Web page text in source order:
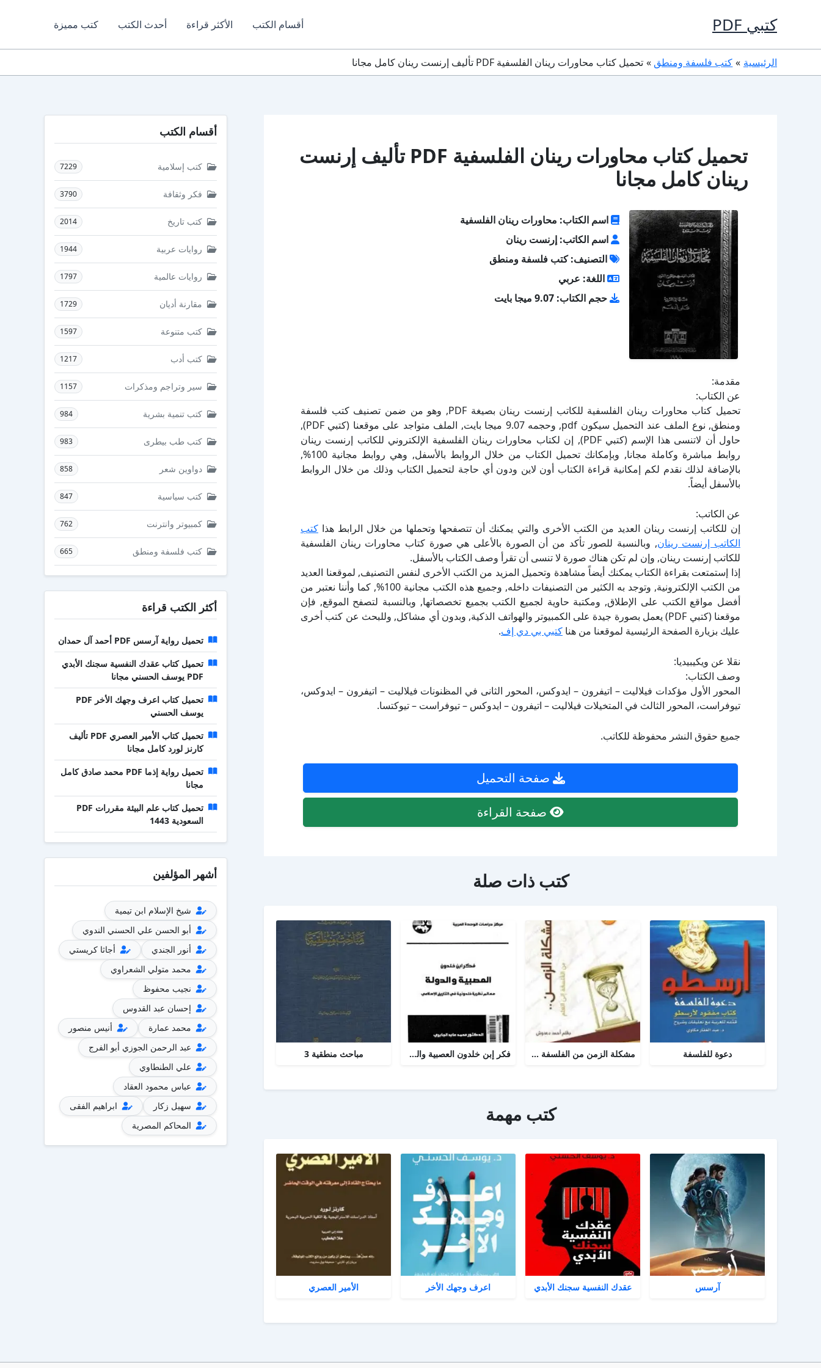
كتبي PDF أقسام الكتب الأكثر قراءة أحدث الكتب كتب مميزة
الرئيسية كتب فلسفة ومنطق تحميل كتاب محاورات رينان الفلسفية PDF تأليف إرنست رينان كامل مجانا
تحميل كتاب محاورات رينان الفلسفية PDF تأليف إرنست
رينان كامل مجانا
اسم الكتاب: محاورات رينان الفلسفية
اسم الكاتب: إرنست رينان
التصنيف: كتب فلسفة ومنطق
اللغة: عربي
حجم الكتاب: 9.07 ميجا بايت
مقدمة:
عن الكتاب:
تحميل كتاب محاورات رينان الفلسفية للكاتب إرنست رينان بصيغة PDF, وهو من ضمن تصنيف كتب فلسفة
ومنطق, نوع الملف عند التحميل سيكون pdf, وحجمه 9.07 ميجا بايت, الملف متواجد على موقعنا (كتبي PDF),
حاول أن لاتنسى هذا الإسم (كتبي PDF), إن لكتاب محاورات رينان الفلسفية الإلكتروني للكاتب إرنست رينان
روابط مباشرة وكاملة مجانا, وبإمكانك تحميل الكتاب من خلال الروابط بالأسفل, وهي روابط مجانية 100%,
بالإضافة لذلك نقدم لكم إمكانية قراءة الكتاب أون لاين ودون أي حاجة لتحميل الكتاب وذلك من خلال الروابط
بالأسفل أيضاً.
عن الكاتب:
إن للكاتب إرنست رينان العديد من الكتب الأخرى والتي يمكنك أن تتصفحها وتحملها من خلال الرابط هذا كتب
الكاتب إرنست رينان, وبالنسبة للصور تأكد من أن الصورة بالأعلى هي صورة كتاب محاورات رينان الفلسفية
للكاتب إرنست رينان, وإن لم تكن هناك صورة لا تنسى أن تقرأ وصف الكتاب بالأسفل.
إذا إستمتعت بقراءة الكتاب يمكنك أيضاً مشاهدة وتحميل المزيد من الكتب الأخرى لنفس التصنيف, لموقعنا العديد
من الكتب الإلكترونية, وتوجد به الكثير من التصنيفات داخله, وجميع هذه الكتب مجانية 100%, كما وأننا نعتبر من
أفضل مواقع الكتب على الإطلاق, ومكتبة حاوية لجميع الكتب بجميع تخصصاتها, وبالنسبة لتصفح الموقع, فإن
موقعنا (كتبي PDF) يعمل بصورة جيدة على الكمبيوتر والهواتف الذكية, وبدون أي مشاكل, وللبحث عن كتب أخرى
عليك بزيارة الصفحة الرئيسية لموقعنا من هنا كتبي بي دي إف.
نقلا عن ويكيبيديا:
وصف الكتاب:
المحور الأول مؤكدات فيلاليت – اتيفرون – ايدوكس، المحور الثانى في المظنونات فيلاليت – اتيفرون – ايدوكس،
تيوفراست، المحور الثالث في المتخيلات فيلاليت – اتيفرون – ايدوكس – تيوفراست – تيوكتسا.
جميع حقوق النشر محفوظة للكاتب.
صفحة التحميل
صفحة القراءة
كتب ذات صلة
دعوة للفلسفة مشكلة الزمن من الفلسفة الى العلم فكر إبن خلدون العصبية والدولة مباحث منطقية 3
كتب مهمة
آرسس عقدك النفسية سجنك الأبدي اعرف وجهك الأخر الأمير العصري
أقسام الكتب
كتب إسلامية 7229
فكر وثقافة 3790
كتب تاريخ 2014
روايات عربية 1944
روايات عالمية 1797
مقارنة أديان 1729
كتب متنوعة 1597
كتب أدب 1217
سير وتراجم ومذكرات 1157
كتب تنمية بشرية 984
كتب طب بيطرى 983
دواوين شعر 858
كتب سياسية 847
كمبيوتر وانترنت 762
كتب فلسفة ومنطق 665
أكثر الكتب قراءة
تحميل رواية آرسس PDF أحمد آل حمدان
تحميل كتاب عقدك النفسية سجنك الأبدي
PDF يوسف الحسني مجانا
تحميل كتاب اعرف وجهك الأخر PDF
يوسف الحسني
تحميل كتاب الأمير العصري PDF تأليف
كارنز لورد كامل مجانا
تحميل رواية إذما PDF محمد صادق كامل
مجانا
تحميل كتاب علم البيئة مقررات PDF
السعودية 1443
أشهر المؤلفين
شيخ الإسلام ابن تيمية
أبو الحسن علي الحسني الندوي
أنور الجندي
أجاثا كريستي
محمد متولي الشعراوي
نجيب محفوظ
إحسان عبد القدوس
محمد عمارة
أنيس منصور
عبد الرحمن الجوزي أبو الفرج
علي الطنطاوي
عباس محمود العقاد
سهيل زكار
ابراهيم الفقى
المحاكم المصرية